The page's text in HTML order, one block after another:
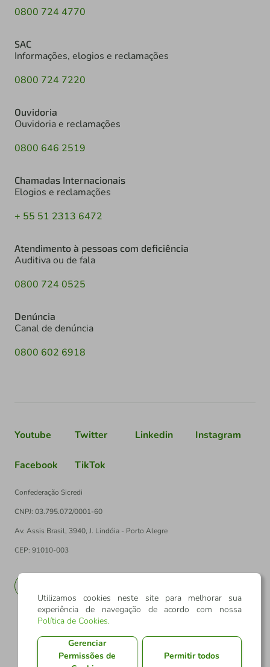
0800 724 4770
SAC
Informações, elogios e reclamações
0800 724 7220
Ouvidoria
Ouvidoria e reclamações
0800 646 2519
Chamadas Internacionais
Elogios e reclamações
+ 55 51 2313 6472
Atendimento à pessoas com deficiência
Auditiva ou de fala
0800 724 0525
Denúncia
Canal de denúncia
0800 602 6918
Youtube Twitter Linkedin Instagram
Facebook TikTok
Confederação Sicredi
CNPJ: 03.795.072/0001-60
Av. Assis Brasil, 3940, J. Lindóia - Porto Alegre
CEP: 91010-003
Utilizamos cookies neste site para melhorar sua
experiência de navegação de acordo com nossa
Política de Cookies.
Gerenciar
Permissões de
Permitir todos